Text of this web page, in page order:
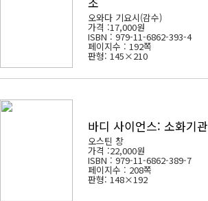
오와다 기요시(감수)
가격 :17,000원
ISBN : 979-11-6862-393-4
페이지수 : 192쪽
판형: 145×210
바디 사이언스: 소화기관
오스틴 창
가격 :22,000원
ISBN : 979-11-6862-389-7
페이지수 : 208쪽
판형: 148×192